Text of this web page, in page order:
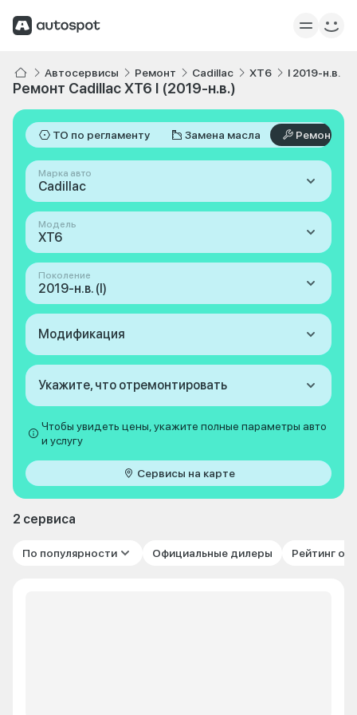
Автосервисы Ремонт Cadillac XT6 I 2019-н.в.
Ремонт Cadillac XT6 I (2019-н.в.)
ТО по регламенту Замена масла Ремонт
Марка авто
Cadillac
Модель
XT6
Поколение
2019-н.в. (I)
Модификация
Укажите, что отремонтировать
Чтобы увидеть цены, укажите полные параметры авто
и услугу
Сервисы на карте
2 сервиса
По популярности Официальные дилеры Рейтинг